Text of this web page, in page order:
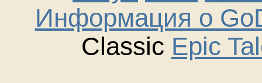
Информация о
Classic Epic